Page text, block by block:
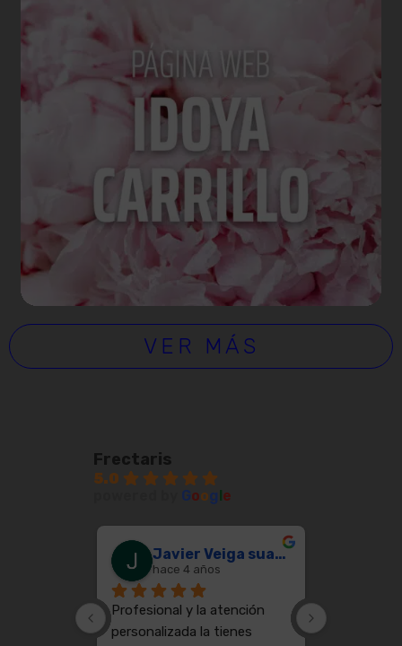
VER MÁS
Frectaris
5.0
Goog e
Javier Veiga suarez
hace 4 años
Profesional y la atención
personalizada la tienes